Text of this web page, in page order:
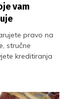
vam
pravo na
stručne
kreditiranja